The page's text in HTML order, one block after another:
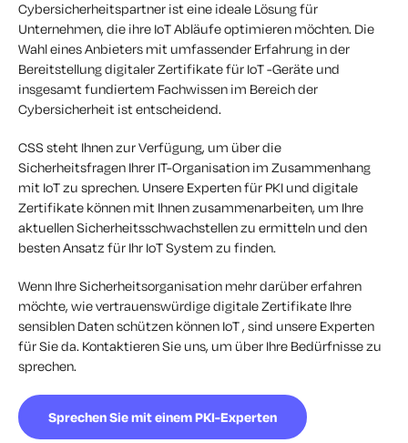
Cybersicherheitspartner ist eine ideale Lösung für
Unternehmen, die ihre IoT Abläufe optimieren möchten. Die
Wahl eines Anbieters mit umfassender Erfahrung in der
Bereitstellung digitaler Zertifikate für IoT -Geräte und
insgesamt fundiertem Fachwissen im Bereich der
Cybersicherheit ist entscheidend.
CSS steht Ihnen zur Verfügung, um über die
Sicherheitsfragen Ihrer IT-Organisation im Zusammenhang
mit IoT zu sprechen. Unsere Experten für PKI und digitale
Zertifikate können mit Ihnen zusammenarbeiten, um Ihre
aktuellen Sicherheitsschwachstellen zu ermitteln und den
besten Ansatz für Ihr IoT System zu finden.
Wenn Ihre Sicherheitsorganisation mehr darüber erfahren
möchte, wie vertrauenswürdige digitale Zertifikate Ihre
sensiblen Daten schützen können IoT , sind unsere Experten
für Sie da. Kontaktieren Sie uns, um über Ihre Bedürfnisse zu
sprechen.
Sprechen Sie mit einem PKI-Experten